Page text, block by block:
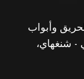
وأبواب
- شنغهاي،